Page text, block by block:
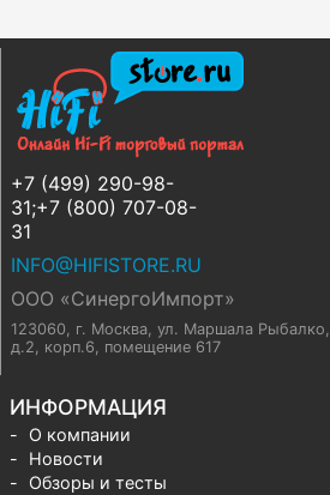
+7 (499) 290-98-
31;+7 (800) 707-08-
31
INFO@HIFISTORE.RU
ООО «СинергоИмпорт»
123060, г. Москва, ул. Маршала Рыбалко,
д.2, корп.6, помещение 617
ИНФОРМАЦИЯ
О компании
Новости
Обзоры и тесты